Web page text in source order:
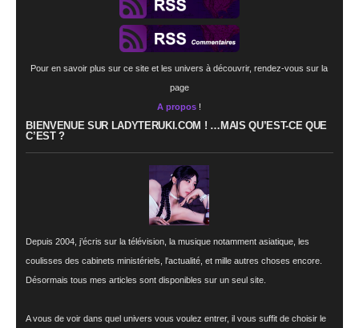
Pour en savoir plus sur ce site et les univers à découvrir, rendez-vous sur la
page
A propos !
BIENVENUE SUR LADYTERUKI.COM ! …MAIS QU’EST-CE QUE
C’EST ?
Depuis 2004, j’écris sur la télévision, la musique notamment asiatique, les
coulisses des cabinets ministériels, l'actualité, et mille autres choses encore.
Désormais tous mes articles sont disponibles sur un seul site.
A vous de voir dans quel univers vous voulez entrer, il vous suffit de choisir le